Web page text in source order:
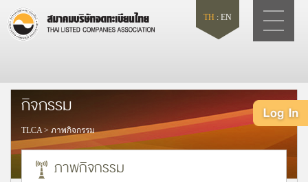
TH : EN
กิจกรรม
TLCA> ภาพกิจกรรม
ภาพกิจกรรม